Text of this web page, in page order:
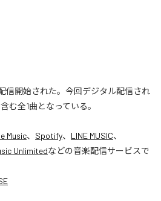
配信開始された。今回デジタル配信され
む全1曲となっている。
Music、 Spotify、 LINE MUSIC、
Unlimitedなどの音楽配信サービスで